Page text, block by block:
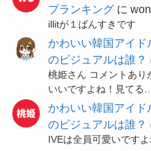
プランキング に
illitが１ばんすきです
かわいい韓国アイ
のビジュアルは誰？
桃姫さん コメントあり
いいですよね！見てる
かわいい韓国アイ
のビジュアルは誰？
IVEは全員可愛いです